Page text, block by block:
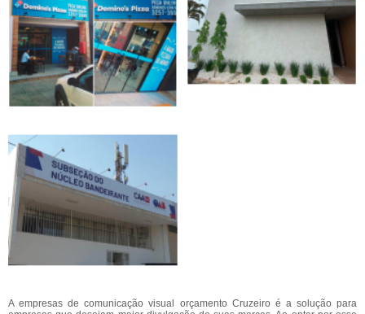
A empresas de comunicação visual orçamento Cruzeiro é a solução para